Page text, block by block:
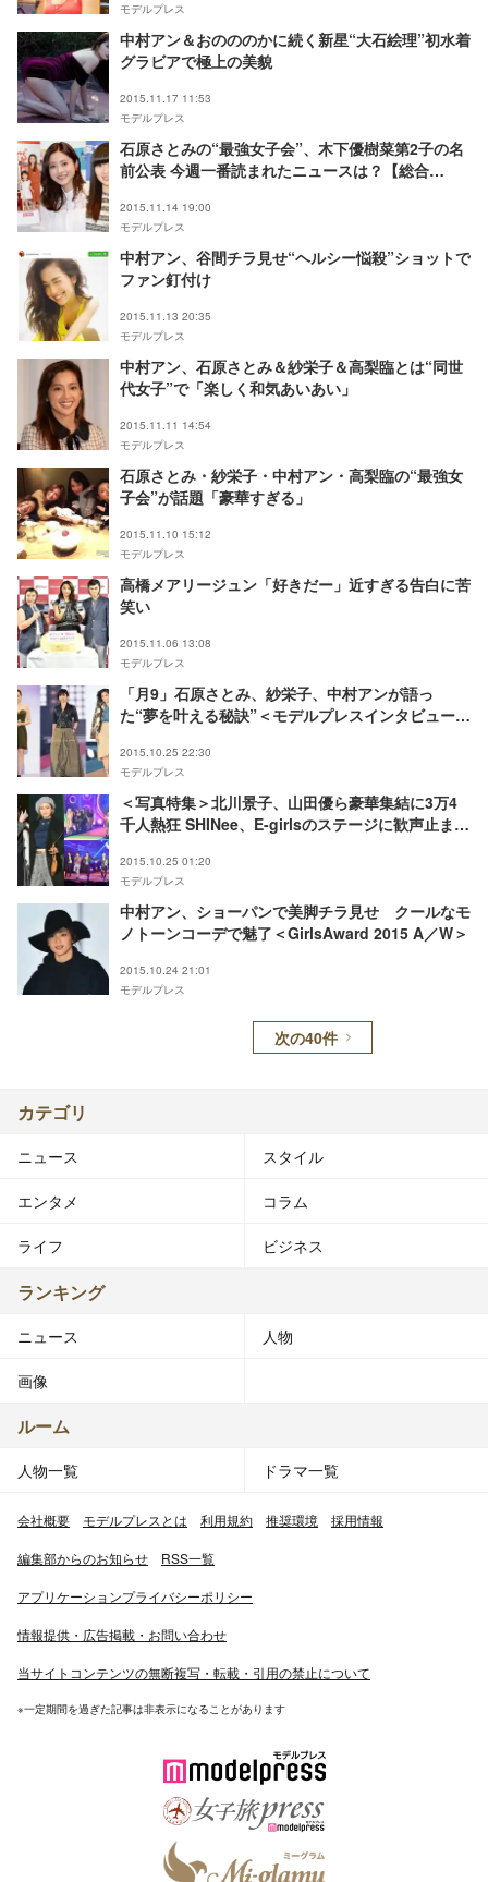
モデルプレス
中村アン＆おのののかに続く新星“大石絵理”初水着
グラビアで極上の美貌
2015.11.17 11:53
モデルプレス
石原さとみの“最強女子会”、木下優樹菜第2子の名
前公表 今週一番読まれたニュースは？【総合
2015.11.14 19:00
モデルプレス
中村アン、谷間チラ見せ“ヘルシー悩殺”ショットで
ファン釘付け
2015.11.13 20:35
モデルプレス
中村アン、石原さとみ＆紗栄子＆高梨臨とは“同世
代女子”で「楽しく和気あいあい」
2015.11.11 14:54
モデルプレス
石原さとみ・紗栄子・中村アン・高梨臨の“最強女
子会”が話題「豪華すぎる」
2015.11.10 15:12
モデルプレス
高橋メアリージュン「好きだー」近すぎる告白に苦
笑い
2015.11.06 13:08
モデルプレス
「月9」石原さとみ、紗栄子、中村アンが語っ
た“夢を叶える秘訣”＜モデルプレスインタビュー特
2015.10.25 22:30
モデルプレス
＜写真特集＞北川景子、山田優ら豪華集結に3万4
千人熱狂 SHINee、E-girlsのステージに歓声止まら
2015.10.25 01:20
モデルプレス
中村アン、ショーパンで美脚チラ見せ クールなモ
ノトーンコーデで魅了＜GirlsAward 2015 A／W＞
2015.10.24 21:01
モデルプレス
次の40件
カテゴリ
ニュース スタイル
エンタメ コラム
ライフ ビジネス
ランキング
ニュース 人物
画像
ルーム
人物一覧 ドラマ一覧
会社概要 モデルプレスとは 利用規約 推奨環境 採用情報
編集部からのお知らせ RSS一覧
アプリケーションプライバシーポリシー
情報提供・広告掲載・お問い合わせ
当サイトコンテンツの無断複写・転載・引用の禁止について
※一定期間を過ぎた記事は非表示になることがあります